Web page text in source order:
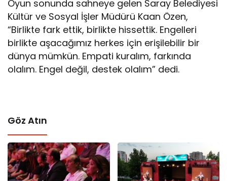
Oyun sonunda sahneye gelen Saray Belediyesi
Kültür ve Sosyal İşler Müdürü Kaan Özen,
“Birlikte fark ettik, birlikte hissettik. Engelleri
birlikte aşacağımız herkes için erişilebilir bir
dünya mümkün. Empati kuralım, farkında
olalım. Engel değil, destek olalım” dedi.
Göz Atın